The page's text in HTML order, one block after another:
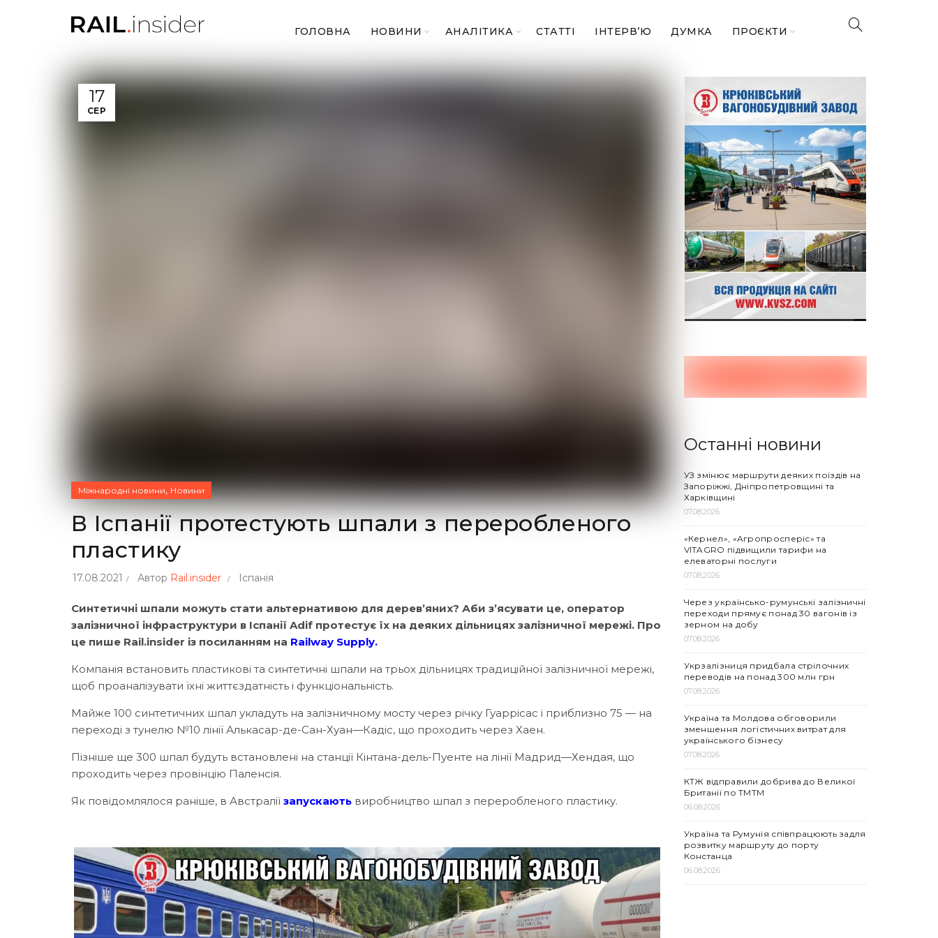
ГОЛОВНА НОВИНИ АНАЛІТИКА СТАТТІ ІНТЕРВ’Ю ДУМКА ПРОЄКТИ
17
СЕР
Міжнародні новини, Новини
В Іспанії протестують шпали з переробленого
пластику
17.08.2021 Автор Rail.insider Іспанія
Синтетичні шпали можуть стати альтернативою для дерев’яних? Аби з’ясувати це, оператор
залізничної інфраструктури в Іспанії Adif протестує їх на деяких дільницях залізничної мережі. Про
це пише Rail.insider із посиланням на Railway Supply.
Компанія встановить пластикові та синтетичні шпали на трьох дільницях традиційної залізничної мережі,
щоб проаналізувати їхні життєздатність і функціональність.
Майже 100 синтетичних шпал укладуть на залізничному мосту через річку Гуаррісас і приблизно 75 — на
переході з тунелю №10 лінії Алькасар-де-Сан-Хуан—Кадіс, що проходить через Хаен.
Пізніше ще 300 шпал будуть встановлені на станції Кінтана-дель-Пуенте на лінії Мадрид—Хендая, що
проходить через провінцію Паленсія.
Як повідомлялося раніше, в Австралії запускають виробництво шпал з переробленого пластику.
Останні новини
УЗ змінює маршрути деяких поїздів на
Запоріжжі, Дніпропетровщині та
Харківщині
07.08.2026
«Кернел», «Агропросперіс» та
VITAGRO підвищили тарифи на
елеваторні послуги
07.08.2026
Через українсько-румунські залізничні
переходи прямує понад 30 вагонів із
зерном на добу
07.08.2026
Укрзалізниця придбала стрілочних
переводів на понад 300 млн грн
07.08.2026
Україна та Молдова обговорили
зменшення логістичних витрат для
українського бізнесу
07.08.2026
КТЖ відправили добрива до Великої
Британії по ТМТМ
06.08.2026
Україна та Румунія співпрацюють задля
розвитку маршруту до порту
Констанца
06.08.2026